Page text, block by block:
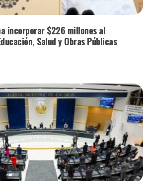
incorporar $226 millones al
Salud y Obras Públicas